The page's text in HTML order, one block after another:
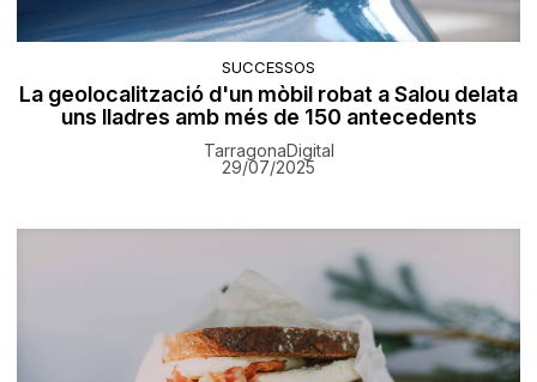
SUCCESSOS
La geolocalització d'un mòbil robat a Salou delata
uns lladres amb més de 150 antecedents
TarragonaDigital
29/07/2025